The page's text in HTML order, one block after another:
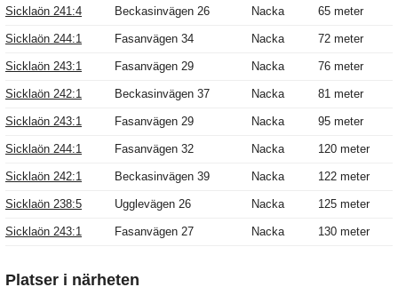
Sicklaön 241:4 Beckasinvägen 26 Nacka 65 meter
Sicklaön 244:1 Fasanvägen 34 Nacka 72 meter
Sicklaön 243:1 Fasanvägen 29 Nacka 76 meter
Sicklaön 242:1 Beckasinvägen 37 Nacka 81 meter
Sicklaön 243:1 Fasanvägen 29 Nacka 95 meter
Sicklaön 244:1 Fasanvägen 32 Nacka 120 meter
Sicklaön 242:1 Beckasinvägen 39 Nacka 122 meter
Sicklaön 238:5 Ugglevägen 26 Nacka 125 meter
Sicklaön 243:1 Fasanvägen 27 Nacka 130 meter
Platser i närheten